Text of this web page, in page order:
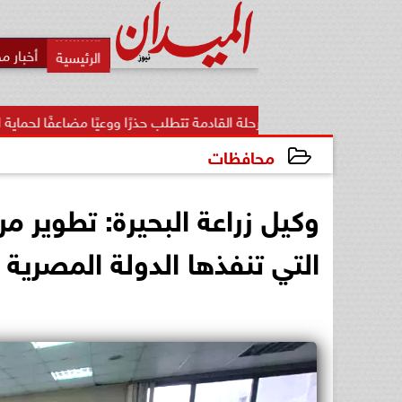
أخبار
المرحلة القادمة تتطلب حذرًا ووعيًا مضاعفًا لحماية الأمن...
محافظات
وكيل زراعة البحيرة: تطوير
التي تنفذها الدولة المصرية